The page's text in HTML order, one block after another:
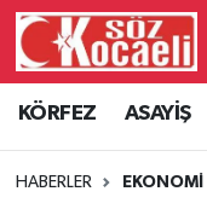
KÖRFEZ ASAYİŞ
HABERLER EKONOMİ
Kocaeli Hava